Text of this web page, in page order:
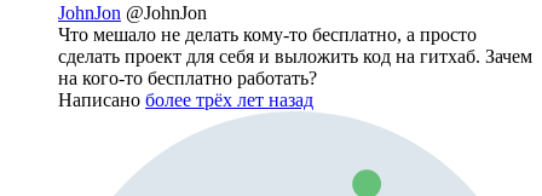
JohnJon @JohnJon
Что мешало не делать кому-то бесплатно, а просто
сделать проект для себя и выложить код на гитхаб. Зачем
на кого-то бесплатно работать?
Написано более трёх лет назад